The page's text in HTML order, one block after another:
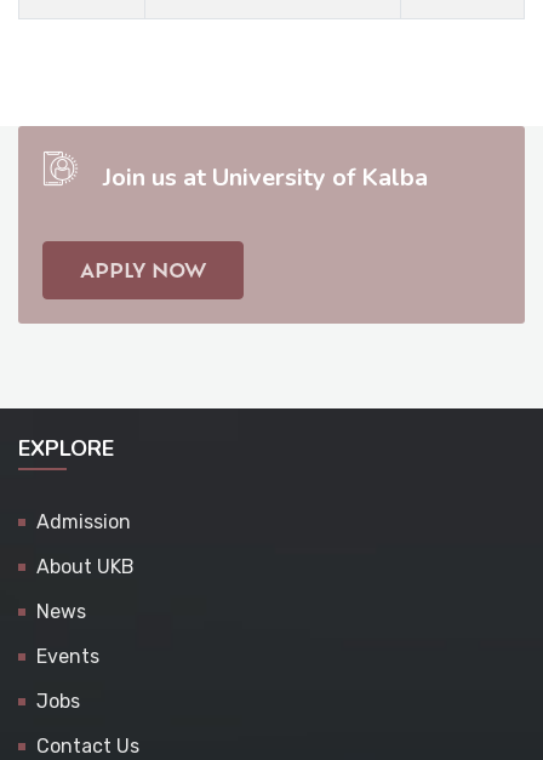
Join us at University of Kalba
APPLY NOW
EXPLORE
Admission
About UKB
News
Events
Jobs
Contact Us